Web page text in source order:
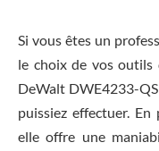
Si vous êtes un
le choix de vos outils
DeWalt DWE4233-
puissiez effectuer.
elle offre une